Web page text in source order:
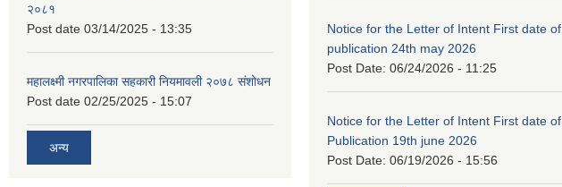
२०८१
Post date 03/14/2025 - 13:35
महालक्ष्मी नगरपालिका सहकारी नियमावली २०७८ संशोधन
Post date 02/25/2025 - 15:07
अन्य
Notice for the Letter of Intent First date of
publication 24th may 2026
Post Date: 06/24/2026 - 11:25
Notice for the Letter of Intent First date of
Publication 19th june 2026
Post Date: 06/19/2026 - 15:56